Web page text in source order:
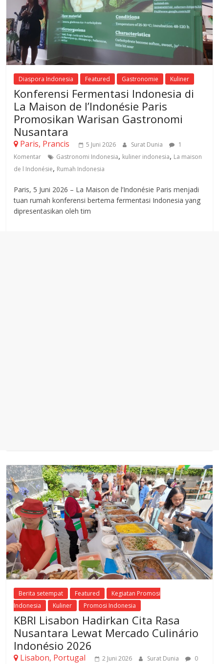
Diaspora Indonesia Featured Gastronomie Kuliner
Konferensi Fermentasi Indonesia di
La Maison de l’Indonésie Paris
Promosikan Warisan Gastronomi
Nusantara
Paris, Prancis 5 Juni 2026 Surat Dunia
1
Komentar
Gastronomi Indonesia, kuliner indonesia, La maison
de l Indonésie, Rumah Indonesia
Paris, 5 Juni 2026 – La Maison de l’Indonésie Paris menjadi
tuan rumah konferensi bertema fermentasi Indonesia yang
dipresentasikan oleh tim
Berita setempat Featured
Kegiatan Promosi
Indonesia
Kuliner Promosi Indonesia
KBRI Lisabon Hadirkan Cita Rasa
Nusantara Lewat Mercado Culinário
Indonésio 2026
Lisabon, Portugal 2 Juni 2026 Surat Dunia
0